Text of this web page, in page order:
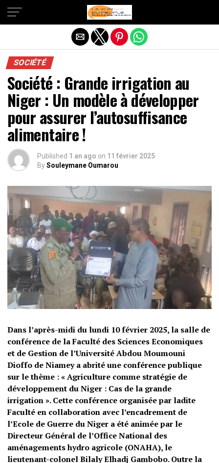
SOCIÉTÉ
Société : Grande irrigation au
Niger : Un modèle à développer
pour assurer l’autosuffisance
alimentaire !
Published 1 an ago on 11 février 2025
BySouleymane Oumarou
Dans l’après-midi du lundi 10 février 2025, la salle de
conférence de la Faculté des Sciences Economiques
et de Gestion de l’Université Abdou Moumouni
Dioffo de Niamey a abrité une conférence publique
sur le thème : « Agriculture comme stratégie de
développement du Niger : Cas de la grande
irrigation ». Cette conférence organisée par ladite
Faculté en collaboration avec l’encadrement de
l’Ecole de Guerre du Niger a été animée par le
Directeur Général de l’Office National des
aménagements hydro agricole (ONAHA), le
lieutenant-colonel Bilaly Elhadj Gambobo. Outre la
Quitter la version mobile